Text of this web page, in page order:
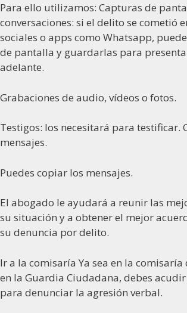
Para ello utilizamos: Capturas de
conversaciones: si el delito se cometió
sociales o apps como Whatsapp,
de pantalla y guardarlas para
adelante.
Grabaciones de audio, vídeos o fotos.
Testigos: los necesitará para testificar.
mensajes.
Puedes copiar los mensajes.
El abogado le ayudará a reunir las
su situación y a obtener el mejor
su denuncia por delito.
Ir a la comisaría Ya sea en la
en la Guardia Ciudadana, debes
para denunciar la agresión verbal.